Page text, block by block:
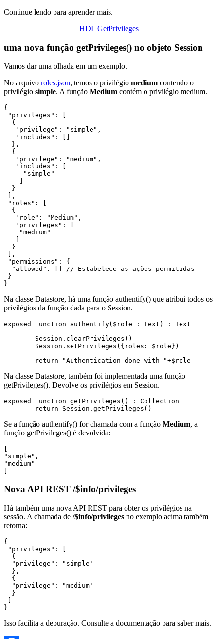
Continue lendo para aprender mais.
HDI_GetPrivileges
uma nova função getPrivileges() no objeto Session
Vamos dar uma olhada em um exemplo.
No arquivo roles.json, temos o privilégio medium contendo o
privilégio simple. A função Medium contém o privilégio medium.
{
"privileges": [
  {
   "privilege": "simple",
   "includes": []
  },
  {
   "privilege": "medium",
   "includes": [
     "simple"
  }
],
"roles": [
  {
   "role": "Medium",
   "privileges": [
    "medium"
  }
],
"permissions": {
  "allowed": [] // Estabelece as ações permitidas
}
}
Na classe Datastore, há uma função authentify() que atribui todos os
privilégios da função dada para o Session.
exposed Function authentify($role : Text) : Text
Na classe Datastore, também foi implementada uma função
getPrivileges(). Devolve os privilégios em Session.
exposed Function getPrivileges() : Collection
Se a função authentify() for chamada com a função Medium, a
função getPrivileges() é devolvida:
"simple",
"medium"
Nova API REST /$info/privileges
Há também uma nova API REST para obter os privilégios na
sessão. A chamada de /$info/privileges no exemplo acima também
retorna:
{
"privileges": [
  {
  "privilege": "simple"
  },
  {
  "privilege": "medium"
  }
]
Isso facilita a depuração. Consulte a documentação para saber mais.